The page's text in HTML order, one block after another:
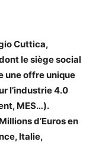
Cuttica,
le siège social
une offre unique
l’industrie 4.0
MES…).
d’Euros en
Italie,